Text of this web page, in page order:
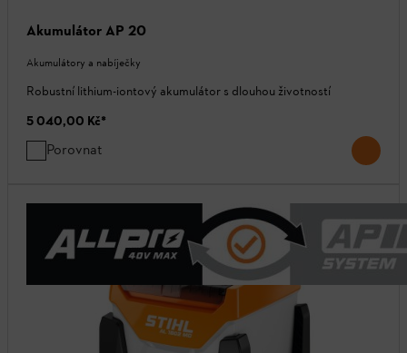
Akumulátor AP 20
Akumulátory a nabíječky
Robustní lithium-iontový akumulátor s dlouhou životností
5 040,00 Kč*
Porovnat